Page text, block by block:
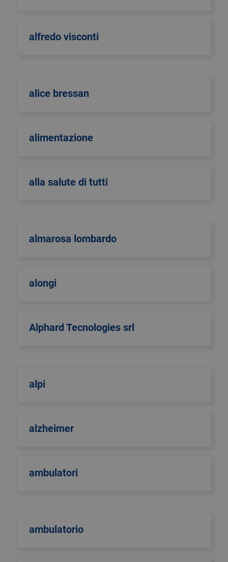
alfredo visconti
alice bressan
alimentazione
alla salute di tutti
almarosa lombardo
alongi
Alphard Tecnologies srl
alpi
alzheimer
ambulatori
ambulatorio